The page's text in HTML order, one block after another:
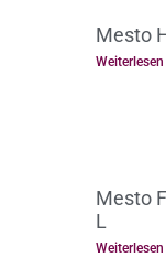
Mesto
Weiterlesen
Mesto
L
Weiterlesen